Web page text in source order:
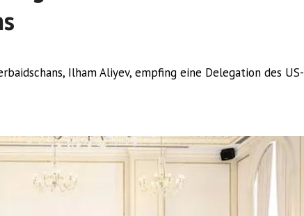
Ilham Aliyev, empfing eine Delegation des US-